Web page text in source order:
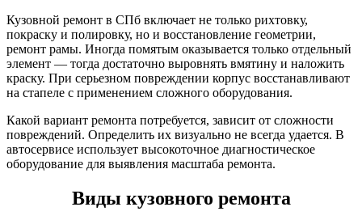
Кузовной ремонт в СПб включает не только рихтовку,
покраску и полировку, но и восстановление геометрии,
ремонт рамы. Иногда помятым оказывается только отдельный
элемент — тогда достаточно выровнять вмятину и наложить
краску. При серьезном повреждении корпус восстанавливают
на стапеле с применением сложного оборудования.
Какой вариант ремонта потребуется, зависит от сложности
повреждений. Определить их визуально не всегда удается. В
автосервисе использует высокоточное диагностическое
оборудование для выявления масштаба ремонта.
Виды кузовного ремонта